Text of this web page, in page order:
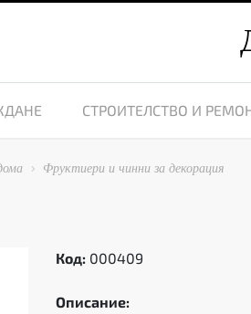
СТРОИТЕЛСТВО И
 Фруктиери и чинни за декорация
Код: 000409
Описание: